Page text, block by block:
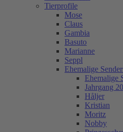
Tierprofile
Mose
Claus
Gambia
Basuto
Marianne
Seppl
Ehemalige
Ehemalige
Jahrgang
Håljer
Kristian
Moritz
Nobby